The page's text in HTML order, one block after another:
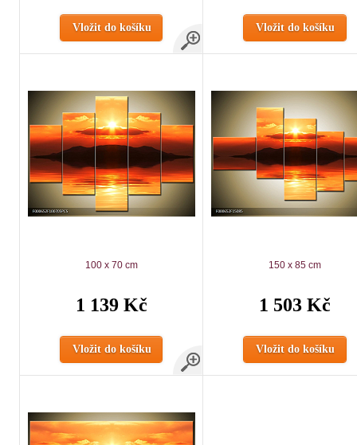
Vložit do košíku Vložit do košíku
100 x 70 cm
1 139 Kč
Vložit do košíku
150 x 85 cm
1 503 Kč
Vložit do košíku